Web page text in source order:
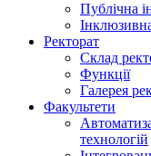
Публічна
Ректорат
Склад
Функції
Галерея
Факультети
технологій